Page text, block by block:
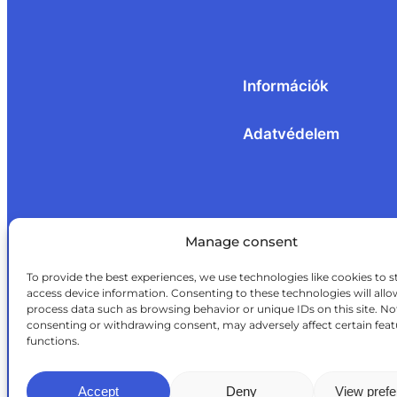
Manage consent
To provide the best experiences, we use technologies like cookies to
access device information. Consenting to these technologies will
process data such as browsing behavior or unique IDs on this site.
consenting or withdrawing consent, may adversely affect certain
functions.
Accept Deny View
Információk
Adatvédelem